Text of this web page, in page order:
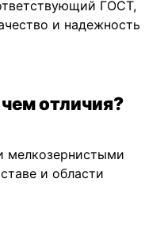
ГОСТ,
и надежность
отличия?
мелкозернистыми
и области